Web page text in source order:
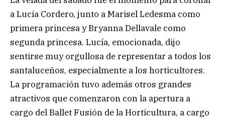
a Lucía Cordero, junto a Marisel Ledesma como
primera princesa y Bryanna Dellavale como
segunda princesa. Lucía, emocionada, dijo
sentirse muy orgullosa de representar a todos los
santaluceños, especialmente a los horticultores.
La programación tuvo además otros grandes
atractivos que comenzaron con la apertura a
cargo del Ballet Fusión de la Horticultura, a cargo